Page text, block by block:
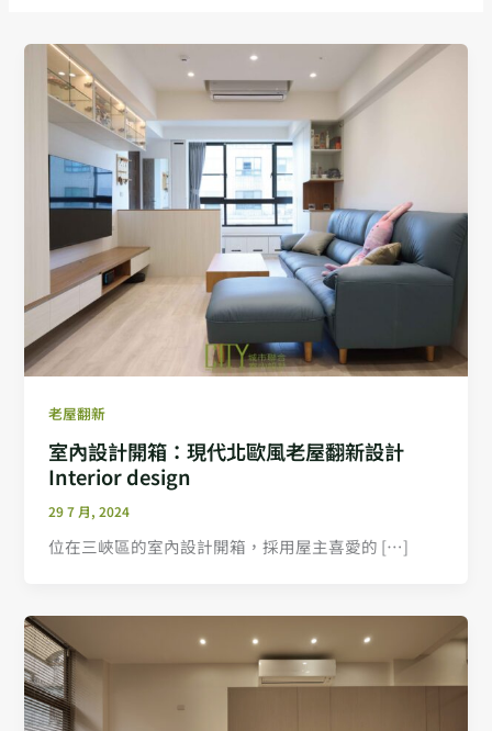
老屋翻新
室內設計開箱：現代北歐風老屋翻新設計
Interior design
29 7 月, 2024
位在三峽區的室內設計開箱，採用屋主喜愛的 […]